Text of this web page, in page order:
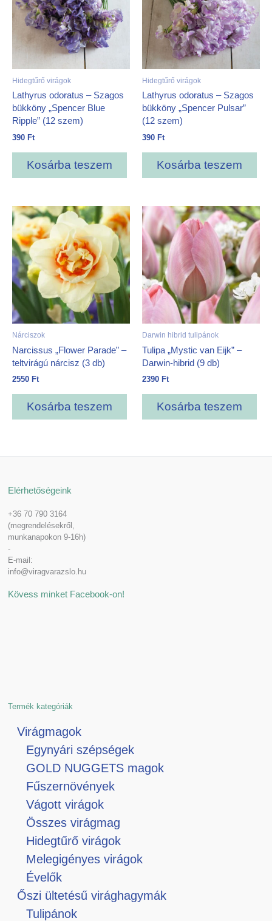
Hidegtűrő virágok
Lathyrus odoratus – Szagos
bükköny „Spencer Blue
Ripple” (12 szem)
390 Ft
Kosárba teszem
Hidegtűrő virágok
Lathyrus odoratus – Szagos
bükköny „Spencer Pulsar”
(12 szem)
390 Ft
Kosárba teszem
Nárciszok
Narcissus „Flower Parade” –
teltvirágú nárcisz (3 db)
2550 Ft
Kosárba teszem
Darwin hibrid tulipánok
Tulipa „Mystic van Eijk” –
Darwin-hibrid (9 db)
2390 Ft
Kosárba teszem
Elérhetőségeink
+36 70 790 3164
(megrendelésekről,
munkanapokon 9-16h)
-
E-mail:
info@viragvarazslo.hu
Kövess minket Facebook-on!
Termék kategóriák
Virágmagok
Egynyári szépségek
GOLD NUGGETS magok
Fűszernövények
Vágott virágok
Összes virágmag
Hidegtűrő virágok
Melegigényes virágok
Évelők
Őszi ültetésű virághagymák
Tulipánok